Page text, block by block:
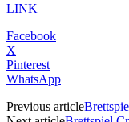
LINK
Facebook
X
Pinterest
WhatsApp
Previous article